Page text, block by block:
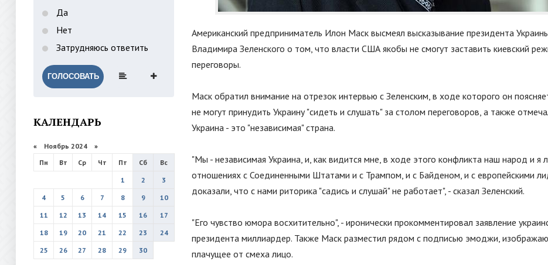
Да
Нет
Затрудняюсь ответить
ГОЛОСОВАТЬ
КАЛЕНДАРЬ
« Ноябрь 2024 »
Пн
Вт Ср Чт Пт Сб
Вс
1
2
3
4
5 6 7 8 9
10
11
12 13 14 15 16
17
18
19 20 21 22 23
24
25
26 27 28 29 30
Американский предприниматель Илон Маск высмеял высказывание президента
Владимира Зеленского о том, что власти США якобы не смогут заставить киевский
переговоры.
Маск обратил внимание на отрезок интервью с Зеленским, в ходе которого он
не могут принудить Украину "сидеть и слушать" за столом переговоров, а также
Украина - это "независимая" страна.
"Мы - независимая Украина, и, как видится мне, в ходе этого конфликта наш народ и я
отношениях с Соединенными Штатами и с Трампом, и с Байденом, и с европейскими
доказали, что с нами риторика "садись и слушай"не работает", - сказал Зеленский.
"Его чувство юмора восхитительно", - иронически прокомментировал заявление
президента миллиардер. Также Маск разместил рядом с подписью эмоджи,
плачущее от смеха лицо.